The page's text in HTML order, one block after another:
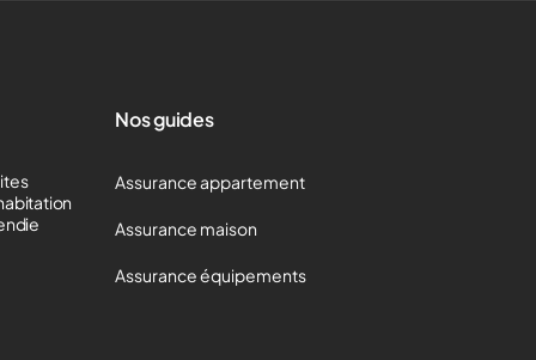
Nos guides
Assurance appartement
Assurance maison
Assurance équipements